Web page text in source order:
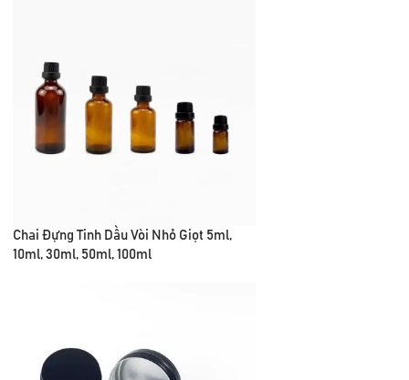
Chai Đựng Tinh Dầu Vòi Nhỏ Giọt 5ml,
10ml, 30ml, 50ml, 100ml